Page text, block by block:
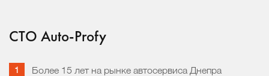
СТО Auto-Profy
Более 15 лет на рынке автосервиса Днепра